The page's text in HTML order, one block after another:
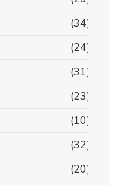
(34)
(24)
(31)
(23)
(10)
(32)
(20)